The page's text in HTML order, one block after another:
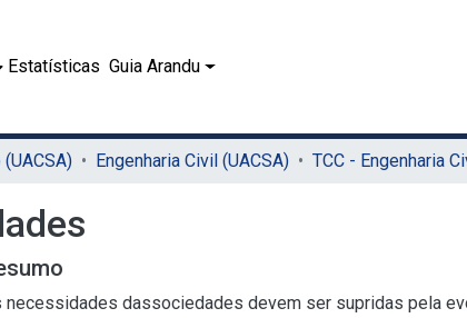
Estatísticas Guia Arandu
Engenharia Civil (UACSA)
necessidades dassociedades devem ser supridas pela